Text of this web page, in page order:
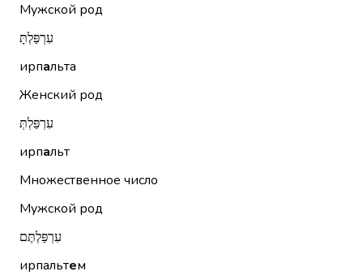
Мужской род
עִרְפַּלְתָּ
ирпальта
Женский род
עִרְפַּלְתְּ
ирпальт
Множественное число
Мужской род
עִרְפַּלְתֶּם
ирпальтем